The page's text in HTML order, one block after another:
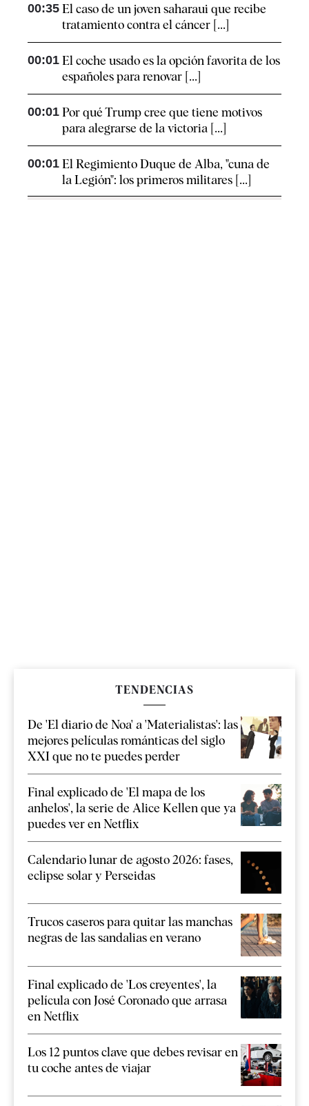
00:35 El caso de un joven saharaui que recibe
tratamiento contra el cáncer [...]
00:01 El coche usado es la opción favorita de los
españoles para renovar [...]
00:01 Por qué Trump cree que tiene motivos
para alegrarse de la victoria [...]
00:01 El Regimiento Duque de Alba, "cuna de
la Legión": los primeros militares [...]
TENDENCIAS
De 'El diario de Noa' a 'Materialistas': las
mejores películas románticas del siglo
XXI que no te puedes perder
Final explicado de 'El mapa de los
anhelos', la serie de Alice Kellen que ya
puedes ver en Netflix
Calendario lunar de agosto 2026: fases,
eclipse solar y Perseidas
Trucos caseros para quitar las manchas
negras de las sandalias en verano
Final explicado de 'Los creyentes', la
película con José Coronado que arrasa
en Netflix
Los 12 puntos clave que debes revisar en
tu coche antes de viajar